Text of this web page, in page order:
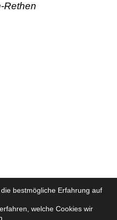
bestmögliche Erfahrung auf
welche Cookies wir